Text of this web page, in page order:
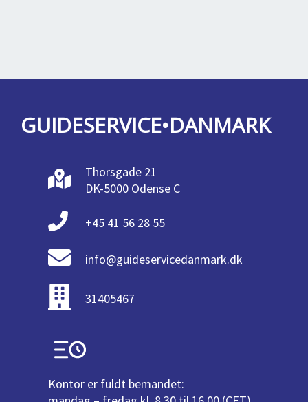
GUIDESERVICE•DANMARK
Thorsgade 21
DK-5000 Odense C
+45 41 56 28 55
info@guideservicedanmark.dk
31405467
Kontor er fuldt bemandet: